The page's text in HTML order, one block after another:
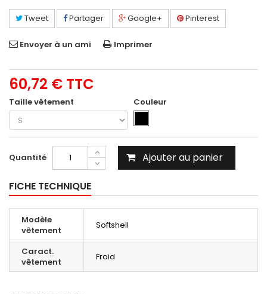
Tweet Partager Google+ Pinterest
Envoyer à un ami Imprimer
60,72 € TTC
Taille vêtement Couleur
Quantité Ajouter au panier
FICHE TECHNIQUE
Modèle
vêtement
Softshell
Caract.
vêtement
Froid